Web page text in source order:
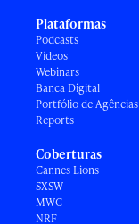
Plataformas
Podcasts
Vídeos
Webinars
Banca Digital
Portfólio de Agências
Reports
Coberturas
Cannes Lions
SXSW
MWC
NRF